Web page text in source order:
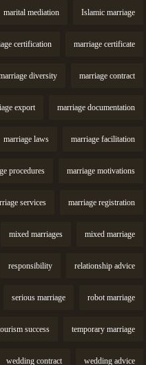
Islamic marriage
marital mediation
marriage certificate
certification
marriage contract
diversity
marriage documentation
export
marriage facilitation
marriage laws
marriage motivations
procedures
marriage registration
services
mixed marriage
mixed marriages
relationship advice
responsibility
robot marriage
serious marriage
temporary marriage
success
wedding advice
wedding contract